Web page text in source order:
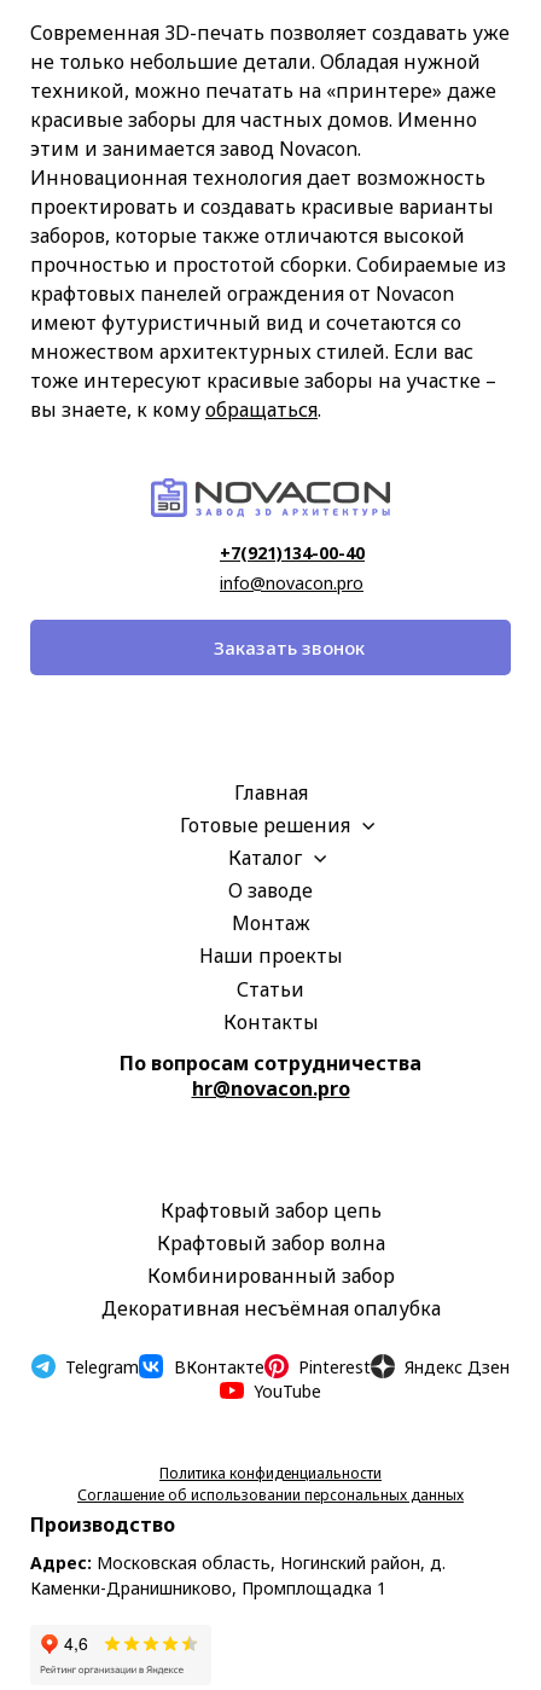
Современная 3D-печать позволяет создавать уже
не только небольшие детали. Обладая нужной
техникой, можно печатать на «принтере» даже
красивые заборы для частных домов. Именно
этим и занимается завод Novacon.
Инновационная технология дает возможность
проектировать и создавать красивые варианты
заборов, которые также отличаются высокой
прочностью и простотой сборки. Собираемые из
крафтовых панелей ограждения от Novacon
имеют футуристичный вид и сочетаются со
множеством архитектурных стилей. Если вас
тоже интересуют красивые заборы на участке –
вы знаете, к комуобращаться.
+7(921)134-00-40
info@novacon.pro
Заказать звонок
Главная
Готовые решения
Каталог
О заводе
Монтаж
Наши проекты
Статьи
Контакты
По вопросам сотрудничества
hr@novacon.pro
Крафтовый забор цепь
Крафтовый забор волна
Комбинированный забор
Декоративная несъёмная опалубка
Telegram ВКонтакте Pinterest
Яндекс Дзен
YouTube
Политика конфиденциальности
Соглашение об использовании персональных данных
Производство
Адрес: Московская область, Ногинский район, д.
Каменки-Дранишниково, Промплощадка 1